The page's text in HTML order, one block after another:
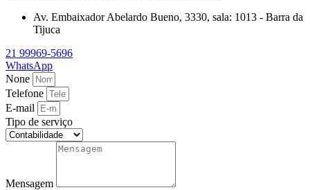
Av. Embaixador Abelardo Bueno, 3330, sala: 1013 - Barra da
Tijuca
21 99969-5696
WhatsApp
None
Telefone
E-mail
Tipo de serviço
Mensagem